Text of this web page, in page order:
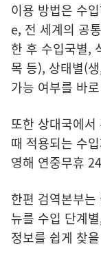
이용 방법은 수
e, 전 세계의 공
한 후 수입국별,
목 등), 상태별(
가능 여부를 바
또한 상대국에
때 적용되는 수
영해 연중무휴
한편 검역본부
뉴를 수입 단계
정보를 쉽게 찾